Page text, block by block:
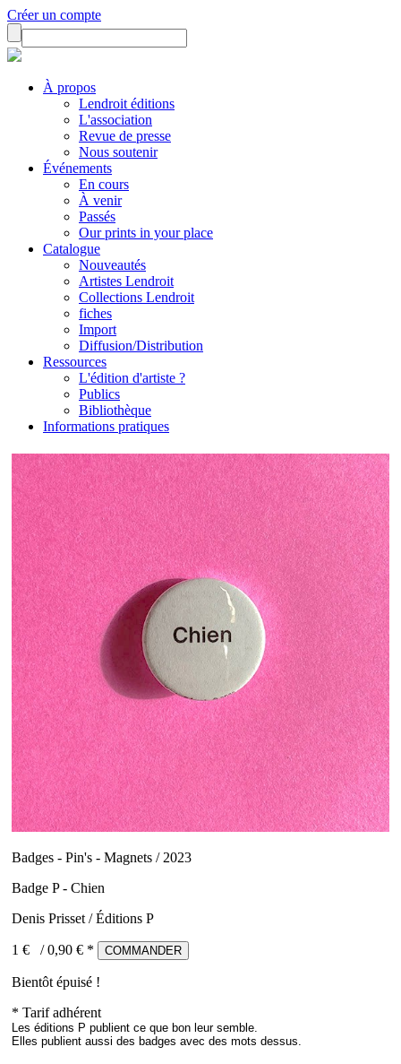
Créer un compte
À propos
Lendroit éditions
L'association
Revue de presse
Nous soutenir
Événements
En cours
À venir
Passés
Our prints in your place
Catalogue
Nouveautés
Artistes Lendroit
Collections Lendroit
fiches
Import
Diffusion/Distribution
Ressources
L'édition d'artiste ?
Publics
Bibliothèque
Informations pratiques
Badges - Pin's - Magnets / 2023
Badge P - Chien
Denis Prisset / Éditions P
1 € /0,90 € * COMMANDER
Bientôt épuisé !
* Tarif adhérent
Les éditions P publient ce que bon leur semble.
Elles publient aussi des badges avec des mots dessus.